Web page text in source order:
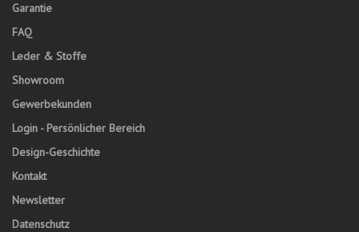
Garantie
FAQ
Leder & Stoffe
Showroom
Gewerbekunden
Login - Persönlicher Bereich
Design-Geschichte
Kontakt
Newsletter
Datenschutz